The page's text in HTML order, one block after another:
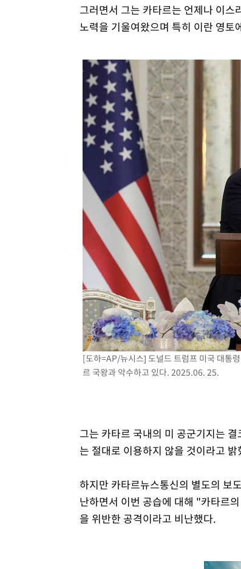
그러면서 그는 카타르는 언제나 이
노력을 기울여왔으며 특히 이란 영
[도하=AP/뉴시스] 도널드 트럼프 미국 대통
르 국왕과 악수하고 있다. 2025.06. 25.
그는 카타르 국내의 미 공군기지는
는 절대로 이용하지 않을 것이라고 밝
하지만 카타르뉴스통신의 별도의 보
난하면서 이번 공습에 대해 "카타르
을 위반한 공격이라고 비난했다.